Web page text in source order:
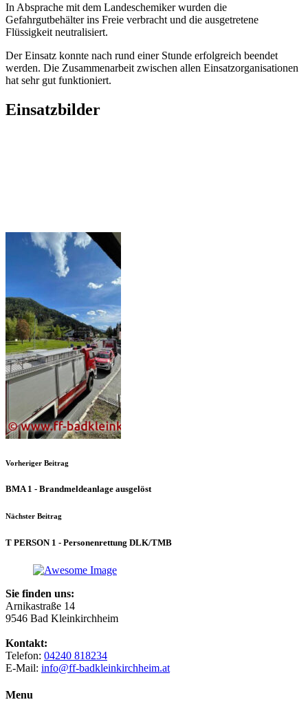
In Absprache mit dem Landeschemiker wurden die
Gefahrgutbehälter ins Freie verbracht und die ausgetretene
Flüssigkeit neutralisiert.
Der Einsatz konnte nach rund einer Stunde erfolgreich beendet
werden. Die Zusammenarbeit zwischen allen Einsatzorganisationen
hat sehr gut funktioniert.
Einsatzbilder
Vorheriger Beitrag
BMA 1 - Brandmeldeanlage ausgelöst
Nächster Beitrag
T PERSON 1 - Personenrettung DLK/​TMB
Sie finden uns:
Arnikastraße 14
9546 Bad Kleinkirchheim
Kontakt:
Telefon: 04240 818234
E-Mail: info@ff-badkleinkirchheim.at
Menu